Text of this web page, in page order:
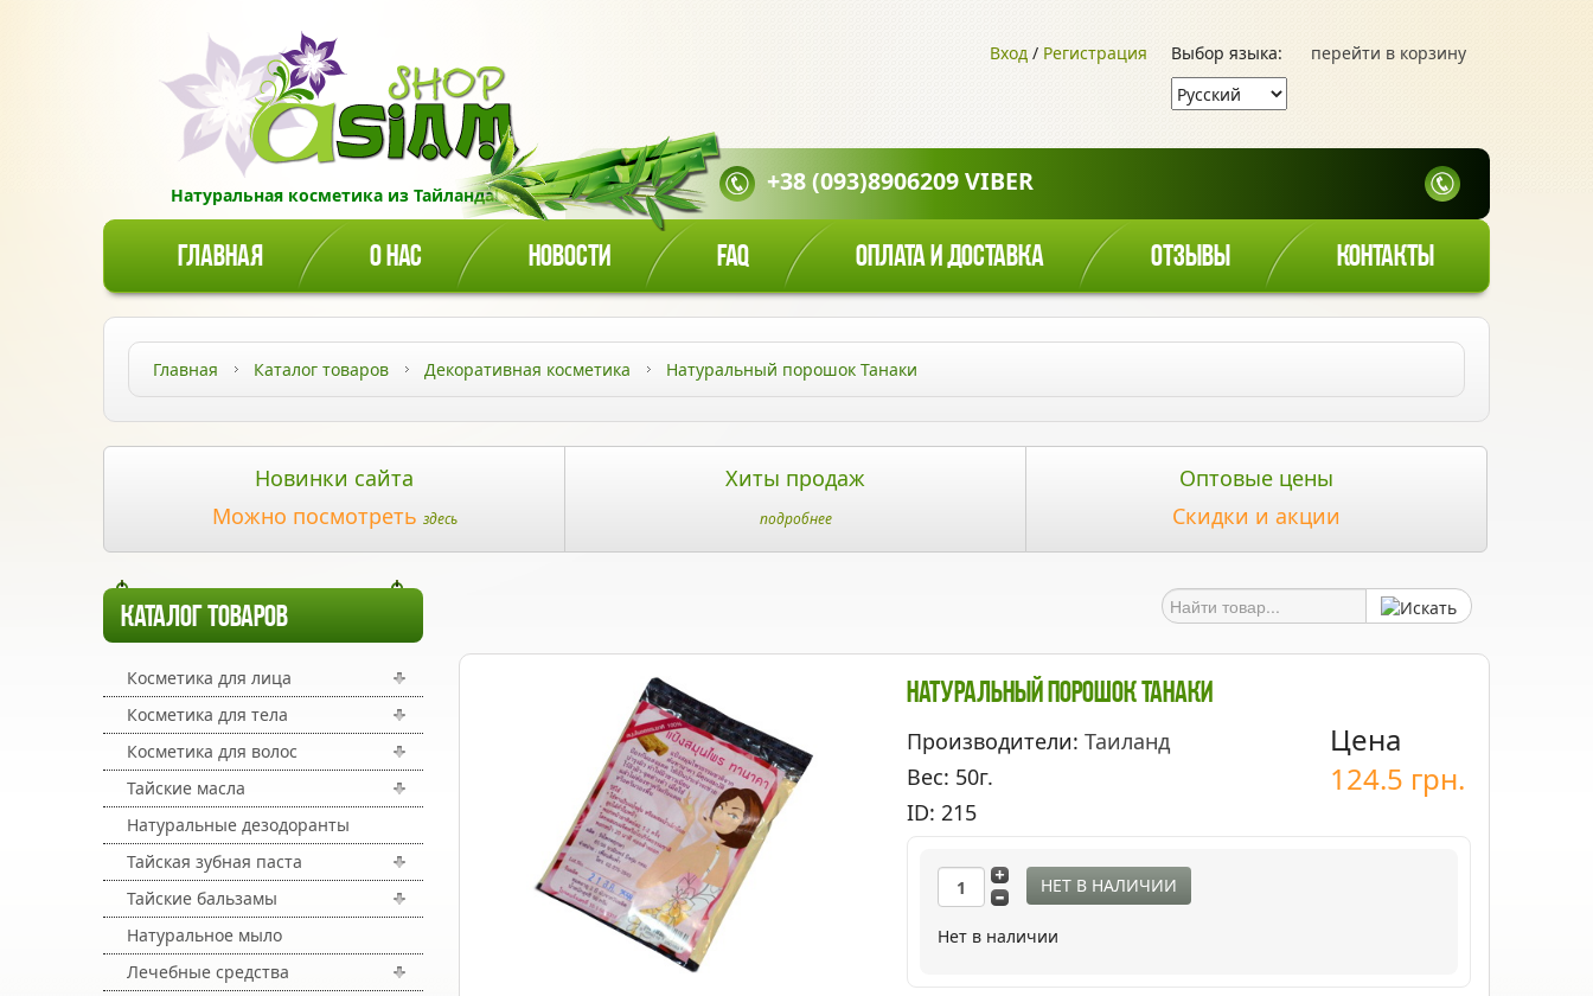
Натуральная косметика из Тайланда!
перейти в корзину
Выбор языка:
Вход / Регистрация
+38 (093)8906209 VIBER
ГЛАВНАЯ О НАС НОВОСТИ FAQ ОПЛАТА И ДОСТАВКА ОТЗЫВЫ КОНТАКТЫ
Главная Каталог товаров Декоративная косметика Натуральный порошок Танаки
Новинки сайта
Можно посмотреть здесь
Хиты продаж
подробнее
Оптовые цены
Скидки и акции
КАТАЛОГ ТОВАРОВ
Косметика для лица
Косметика для тела
Косметика для волос
Тайские масла
Натуральные дезодоранты
Тайская зубная паста
Тайские бальзамы
Натуральное мыло
Лечебные средства
Натуральный Порошок Танаки
Производители: Таиланд
Вес: 50г.
ID: 215
Цена
124.5 грн.
НЕТ В НАЛИЧИИ
Нет в наличии